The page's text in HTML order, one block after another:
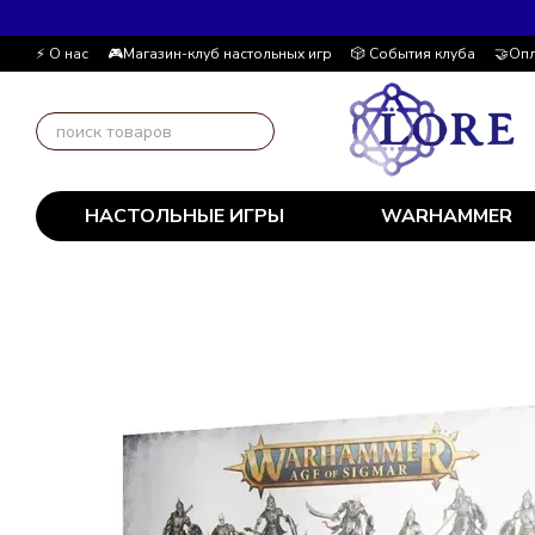
⚡ О нас 🎮Магазин-клуб настольных игр 🎲 События клуба
Автор блога
📰 Пользовательское соглашение 💸
НАСТОЛЬНЫЕ ИГРЫ WARHAMMER